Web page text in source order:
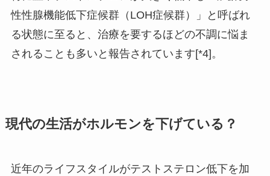
性性腺機能低下症候群（LOH症候群）」と呼ばれ
る状態に至ると、治療を要するほどの不調に悩ま
されることも多いと報告されています[*4]。
現代の生活がホルモンを下げている？
近年のライフスタイルがテストステロン低下を加